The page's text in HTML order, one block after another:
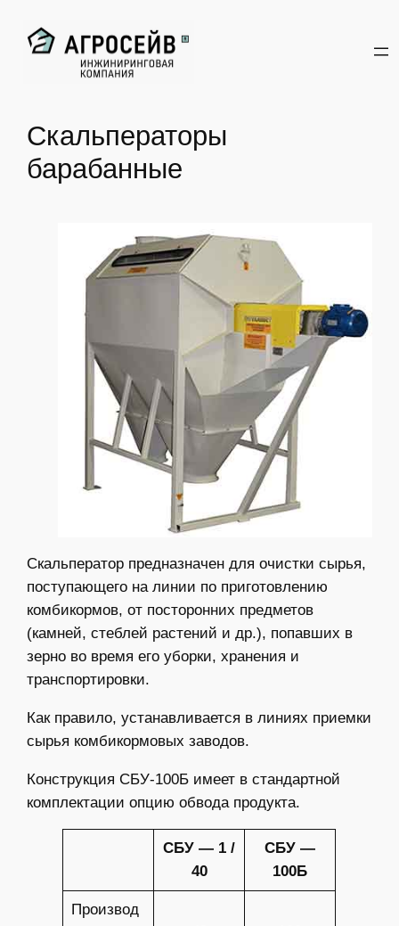
содержимому
Скальператоры
барабанные
Скальператор предназначен для очистки сырья,
поступающего на линии по приготовлению
комбикормов, от посторонних предметов
(камней, стеблей растений и др.), попавших в
зерно во время его уборки, хранения и
транспортировки.
Как правило, устанавливается в линиях приемки
сырья комбикормовых заводов.
Конструкция СБУ-100Б имеет в стандартной
комплектации опцию обвода продукта.
СБУ — 1 /
40
СБУ —
100Б
Производ